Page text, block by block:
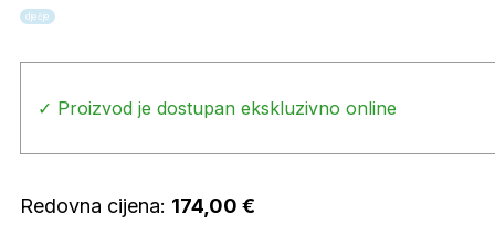
dječje
✓ Proizvod je dostupan ekskluzivno online
Redovna cijena: 174,00 €